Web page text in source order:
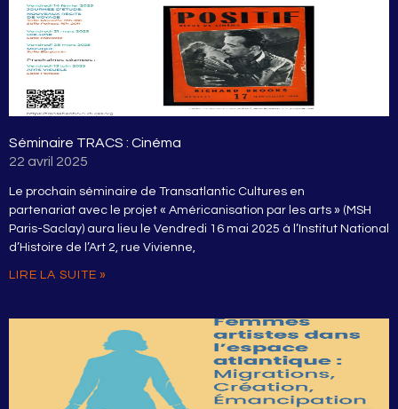
Séminaire TRACS : Cinéma
22 avril 2025
Le prochain séminaire de Transatlantic Cultures en
partenariat avec le projet « Américanisation par les arts » (MSH
Paris-Saclay) aura lieu le Vendredi 16 mai 2025 à l’Institut National
d’Histoire de l’Art 2, rue Vivienne,
LIRE LA SUITE »